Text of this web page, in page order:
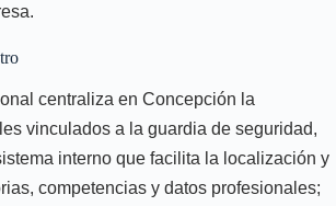
centraliza en Concepción la
vinculados a la guardia de seguridad,
interno que facilita la localización y
competencias y datos profesionales;